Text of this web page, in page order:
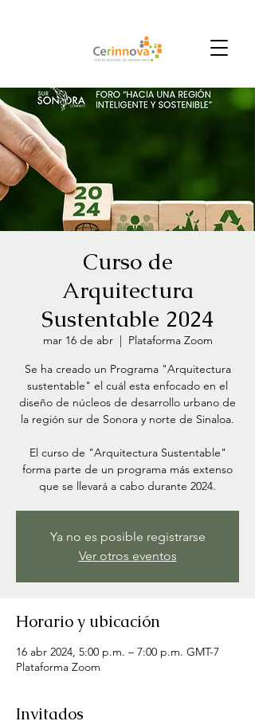
Curso de
Arquitectura
Sustentable 2024
mar 16 de abr
  |
Plataforma Zoom
Se ha creado un Programa "Arquitectura
sustentable" el cuál esta enfocado en el
diseño de núcleos de desarrollo urbano de
la región sur de Sonora y norte de Sinaloa.
El curso de "Arquitectura Sustentable"
forma parte de un programa más extenso
que se llevará a cabo durante 2024.
Ya no es posible registrarse
Ver otros eventos
Horario y ubicación
16 abr 2024, 5:00 p.m. – 7:00 p.m. GMT-7
Plataforma Zoom
Invitados